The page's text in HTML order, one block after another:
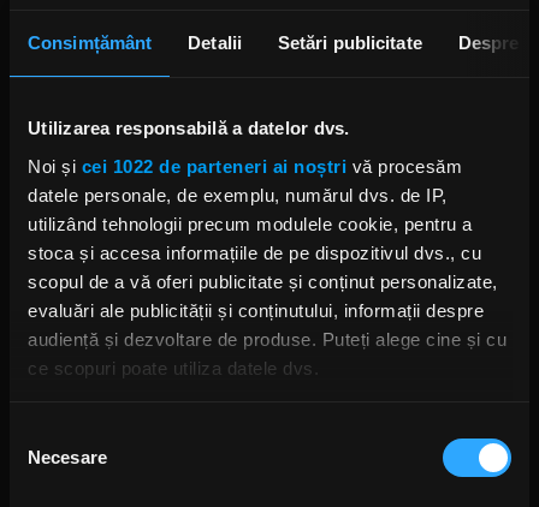
Consimțământ Detalii Setări publicitate Despre
Utilizarea responsabilă a datelor dvs.
Noi și cei 1022 de parteneri ai noștri vă procesăm
datele personale, de exemplu, numărul dvs. de IP,
utilizând tehnologii precum modulele cookie, pentru a
stoca și accesa informațiile de pe dispozitivul dvs., cu
scopul de a vă oferi publicitate și conținut personalizate,
evaluări ale publicității și conținutului, informații despre
audiență și dezvoltare de produse. Puteți alege cine și cu
ce scopuri poate utiliza datele dvs.
Să colectăm informațiile cu privire la locația dvs.
consimțământului
Necesare
ca Rusia să nu-și reorganizeze atacurile. La
Chișinău și la București. Un interviu eveniment cu
DESCARCĂ
Alte podcasturi
Episodul 91, invitați Alina Pavelescu și
Şerban Pavelescu: Suntem acomodați sau în
Episodul 90, invitat Ioan Stanomir: Cine a
câștigat din pervertirea memoriei sociale?